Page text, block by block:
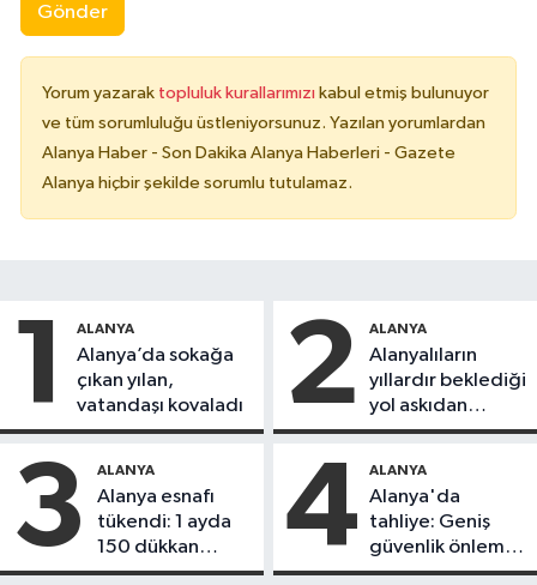
Gönder
Yorum yazarak topluluk kurallarımızı kabul etmiş bulunuyor
ve tüm sorumluluğu üstleniyorsunuz. Yazılan yorumlardan
Alanya Haber - Son Dakika Alanya Haberleri - Gazete
Alanya hiçbir şekilde sorumlu tutulamaz.
1 ALANYA
Alanya’da sokağa
çıkan yılan,
vatandaşı kovaladı
2 ALANYA
Alanyalıların
yıllardır beklediği
yol askıdan
döndü
3 ALANYA
Alanya esnafı
tükendi: 1 ayda
150 dükkan
kapandı
4 ALANYA
Alanya'da
tahliye: Geniş
güvenlik önlemi
alındı